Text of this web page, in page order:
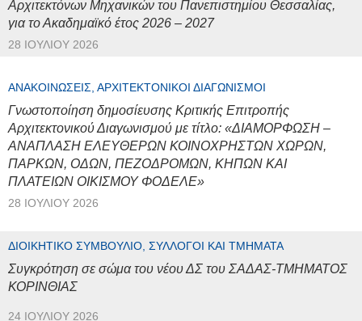
Αρχιτεκτόνων Μηχανικών του Πανεπιστημίου Θεσσαλίας,
για το Ακαδημαϊκό έτος 2026 – 2027
28 ΙΟΥΛΊΟΥ 2026
ΑΝΑΚΟΙΝΏΣΕΙΣ, ΑΡΧΙΤΕΚΤΟΝΙΚΟΊ ΔΙΑΓΩΝΙΣΜΟΊ
Γνωστοποίηση δημοσίευσης Κριτικής Επιτροπής
Αρχιτεκτονικού Διαγωνισμού με τίτλο: «ΔΙΑΜΟΡΦΩΣΗ –
ΑΝΑΠΛΑΣΗ ΕΛΕΥΘΕΡΩΝ ΚΟΙΝΟΧΡΗΣΤΩΝ ΧΩΡΩΝ,
ΠΑΡΚΩΝ, ΟΔΩΝ, ΠΕΖΟΔΡΟΜΩΝ, ΚΗΠΩΝ ΚΑΙ
ΠΛΑΤΕΙΩΝ ΟΙΚΙΣΜΟΥ ΦΟΔΕΛΕ»
28 ΙΟΥΛΊΟΥ 2026
ΔΙΟΙΚΗΤΙΚΌ ΣΥΜΒΟΎΛΙΟ, ΣΎΛΛΟΓΟΙ ΚΑΙ ΤΜΉΜΑΤΑ
Συγκρότηση σε σώμα του νέου ΔΣ του ΣΑΔΑΣ-ΤΜΗΜΑΤΟΣ
ΚΟΡΙΝΘΙΑΣ
24 ΙΟΥΛΊΟΥ 2026